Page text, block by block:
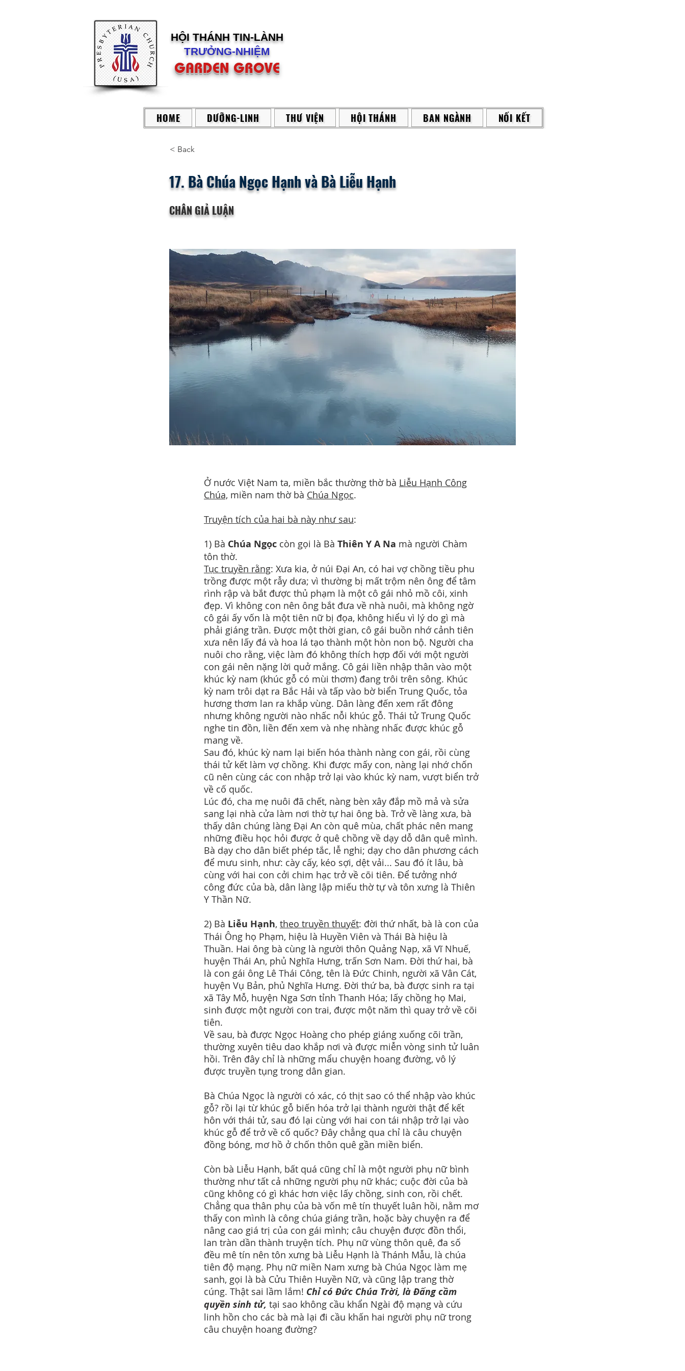
HỘI THÁNH TIN-LÀNH
TRƯỞNG-NHIỆM
GARDEN GROVE
HOME DƯỠNG-LINH THƯ VIỆN HỘI THÁNH BAN NGÀNH NỐI KẾT
< Back
17. Bà Chúa Ngọc Hạnh và Bà Liễu Hạnh
CHÂN GIẢ LUẬN
Ở nước Việt Nam ta, miền bắc thường thờ bà Liễu Hạnh Công
Chúa, miền nam thờ bà Chúa Ngọc.
Truyện tích của hai bà này như sau:
1) Bà Chúa Ngọc còn gọi là Bà Thiên Y A Na mà người Chàm
tôn thờ.
Tục truyền rằng: Xưa kia, ở núi Đại An, có hai vợ chồng tiều phu
trồng được một rẫy dưa; vì thường bị mất trộm nên ông để tâm
rình rập và bắt được thủ phạm là một cô gái nhỏ mồ côi, xinh
đẹp. Vì không con nên ông bắt đưa về nhà nuôi, mà không ngờ
cô gái ấy vốn là một tiên nữ bị đọa, không hiểu vì lý do gì mà
phải giáng trần. Được một thời gian, cô gái buồn nhớ cảnh tiên
xưa nên lấy đá và hoa lá tạo thành một hòn non bộ. Người cha
nuôi cho rằng, việc làm đó không thích hợp đối với một người
con gái nên nặng lời quở mắng. Cô gái liền nhập thân vào một
khúc kỳ nam (khúc gỗ có mùi thơm) đang trôi trên sông. Khúc
kỳ nam trôi dạt ra Bắc Hải và tấp vào bờ biển Trung Quốc, tỏa
hương thơm lan ra khắp vùng. Dân làng đến xem rất đông
nhưng không người nào nhấc nỗi khúc gỗ. Thái tử Trung Quốc
nghe tin đồn, liền đến xem và nhẹ nhàng nhấc được khúc gỗ
mang về.
Sau đó, khúc kỳ nam lại biến hóa thành nàng con gái, rồi cùng
thái tử kết làm vợ chồng. Khi được mấy con, nàng lại nhớ chốn
cũ nên cùng các con nhập trở lại vào khúc kỳ nam, vượt biển trở
về cố quốc.
Lúc đó, cha mẹ nuôi đã chết, nàng bèn xây đắp mồ mả và sửa
sang lại nhà cửa làm nơi thờ tự hai ông bà. Trở về làng xưa, bà
thấy dân chúng làng Đại An còn quê mùa, chất phác nên mang
những điều học hỏi được ở quê chồng về dạy dỗ dân quê mình.
Bà dạy cho dân biết phép tắc, lễ nghi; dạy cho dân phương cách
để mưu sinh, như: cày cấy, kéo sợi, dệt vải... Sau đó ít lâu, bà
cùng với hai con cởi chim hạc trở về cõi tiên. Để tưởng nhớ
công đức của bà, dân làng lập miếu thờ tự và tôn xưng là Thiên
Y Thần Nữ.
2) Bà Liễu Hạnh, theo truyền thuyết: đời thứ nhất, bà là con của
Thái Ông họ Phạm, hiệu là Huyền Viên và Thái Bà hiệu là
Thuần. Hai ông bà cùng là người thôn Quảng Nạp, xã Vĩ Nhuế,
huyện Thái An, phủ Nghĩa Hưng, trấn Sơn Nam. Đời thứ hai, bà
là con gái ông Lê Thái Công, tên là Đức Chinh, người xã Vân Cát,
huyện Vụ Bản, phủ Nghĩa Hưng. Đời thứ ba, bà được sinh ra tại
xã Tây Mỗ, huyện Nga Sơn tỉnh Thanh Hóa; lấy chồng họ Mai,
sinh được một người con trai, được một năm thì quay trở về cõi
tiên.
Về sau, bà được Ngọc Hoàng cho phép giáng xuống cõi trần,
thường xuyên tiêu dao khắp nơi và được miễn vòng sinh tử luân
hồi. Trên đây chỉ là những mẩu chuyện hoang đường, vô lý
được truyền tụng trong dân gian.
Bà Chúa Ngọc là người có xác, có thịt sao có thể nhập vào khúc
gỗ? rồi lại từ khúc gỗ biến hóa trở lại thành người thật để kết
hôn với thái tử, sau đó lại cùng với hai con tái nhập trở lại vào
khúc gỗ để trở về cố quốc? Đây chẳng qua chỉ là câu chuyện
đồng bóng, mơ hồ ở chốn thôn quê gần miền biển.
Còn bà Liễu Hạnh, bất quá cũng chỉ là một người phụ nữ bình
thường như tất cả những người phụ nữ khác; cuộc đời của bà
cũng không có gì khác hơn việc lấy chồng, sinh con, rồi chết.
Chẳng qua thân phụ của bà vốn mê tín thuyết luân hồi, nằm mơ
thấy con mình là công chúa giáng trần, hoặc bày chuyện ra để
nâng cao giá trị của con gái mình; câu chuyện được đồn thổi,
lan tràn dần thành truyện tích. Phụ nữ vùng thôn quê, đa số
đều mê tín nên tôn xưng bà Liễu Hạnh là Thánh Mẫu, là chúa
tiên độ mạng. Phụ nữ miền Nam xưng bà Chúa Ngọc làm mẹ
sanh, gọi là bà Cửu Thiên Huyền Nữ, và cũng lập trang thờ
cúng. Thật sai lầm lắm! Chỉ có Đức Chúa Trời, là Đấng cầm
quyền sinh tử, tại sao không cầu khẩn Ngài độ mạng và cứu
linh hồn cho các bà mà lại đi cầu khấn hai người phụ nữ trong
câu chuyện hoang đường?